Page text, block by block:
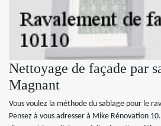
Nettoyage de façade par
Magnant
Vous voulez la méthode du sablage pour le
Pensez à vous adresser à Mike Rénovation